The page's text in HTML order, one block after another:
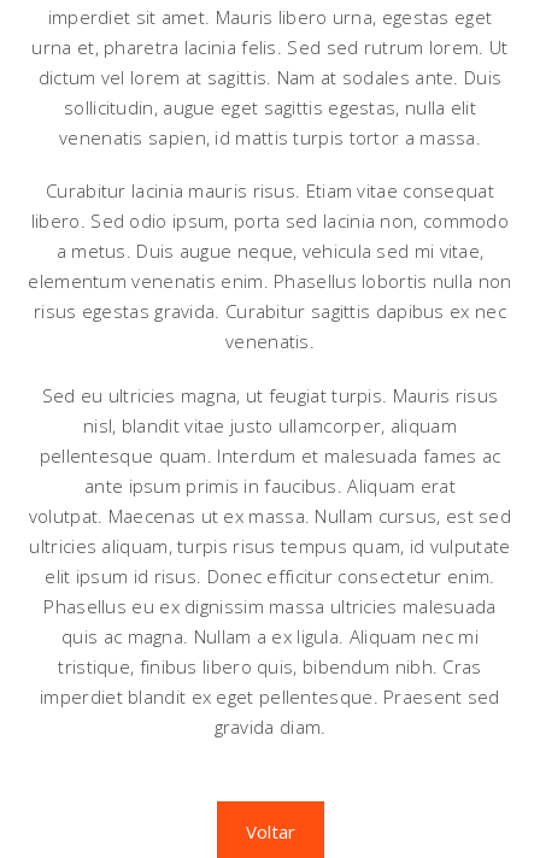
imperdiet sit amet. Mauris libero urna, egestas eget
urna et, pharetra lacinia felis. Sed sed rutrum lorem. Ut
dictum vel lorem at sagittis. Nam at sodales ante. Duis
sollicitudin, augue eget sagittis egestas, nulla elit
venenatis sapien, id mattis turpis tortor a massa.
Curabitur lacinia mauris risus. Etiam vitae consequat
libero. Sed odio ipsum, porta sed lacinia non, commodo
a metus. Duis augue neque, vehicula sed mi vitae,
elementum venenatis enim. Phasellus lobortis nulla non
risus egestas gravida. Curabitur sagittis dapibus ex nec
venenatis.
Sed eu ultricies magna, ut feugiat turpis. Mauris risus
nisl, blandit vitae justo ullamcorper, aliquam
pellentesque quam. Interdum et malesuada fames ac
ante ipsum primis in faucibus. Aliquam erat
volutpat. Maecenas ut ex massa. Nullam cursus, est sed
ultricies aliquam, turpis risus tempus quam, id vulputate
elit ipsum id risus. Donec efficitur consectetur enim.
Phasellus eu ex dignissim massa ultricies malesuada
quis ac magna. Nullam a ex ligula. Aliquam nec mi
tristique, finibus libero quis, bibendum nibh. Cras
imperdiet blandit ex eget pellentesque. Praesent sed
gravida diam.
Voltar